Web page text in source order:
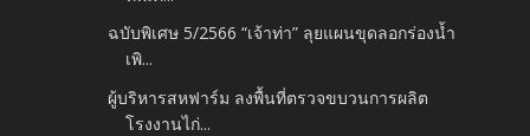
ฉบับพิเศษ 5/2566 “เจ้าท่า” ลุยแผนขุดลอกร่องน้ำ
เพิ...
ผู้บริหารสหฟาร์ม ลงพื้นที่ตรวจขบวนการผลิต
โรงงานไก่...